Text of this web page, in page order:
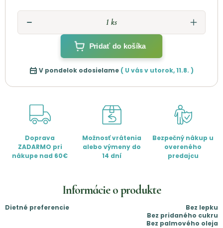
Pridať do košíka
V pondelok odosielame ( U vás v utorok,11.8. )
Doprava
ZADARMO pri
nákupe nad 60€
Možnosť vrátenia
alebo výmeny do
14 dní
Bezpečný nákup u
overeného
predajcu
Informácie o produkte
Dietné preferencie
Bez lepku
Bez pridaného cukru
Bez palmového oleja